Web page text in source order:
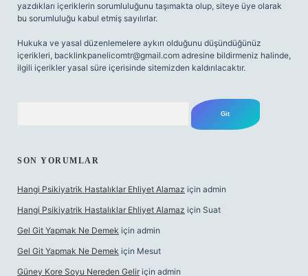
yazdıkları içeriklerin sorumluluğunu taşımakta olup, siteye üye olarak
bu sorumluluğu kabul etmiş sayılırlar.
Hukuka ve yasal düzenlemelere aykırı olduğunu düşündüğünüz
içerikleri, backlinkpanelicomtr@gmail.com adresine bildirmeniz halinde,
ilgili içerikler yasal süre içerisinde sitemizden kaldırılacaktır.
SON YORUMLAR
Hangi Psikiyatrik Hastalıklar Ehliyet Alamaz için admin
Hangi Psikiyatrik Hastalıklar Ehliyet Alamaz için Suat
Gel Git Yapmak Ne Demek için admin
Gel Git Yapmak Ne Demek için Mesut
Güney Kore Soyu Nereden Gelir için admin